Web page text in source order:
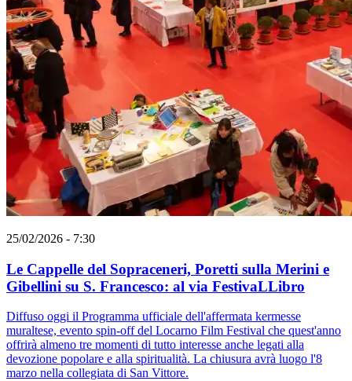
25/02/2026 - 7:30
Le Cappelle del Sopraceneri, Poretti sulla Merini e
Gibellini su S. Francesco: al via FestivaLLibro
Diffuso oggi il Programma ufficiale dell'affermata kermesse
muraltese, evento spin-off del Locarno Film Festival che quest'anno
offrirà almeno tre momenti di tutto interesse anche legati alla
devozione popolare e alla spiritualità. La chiusura avrà luogo l'8
marzo nella collegiata di San Vittore.